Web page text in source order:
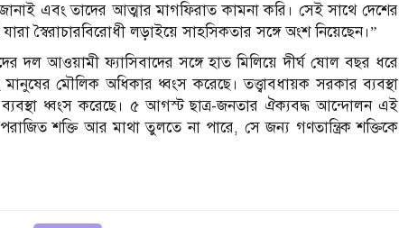
এবং তাদের আত্মার মাগফিরাত কামনা করি। সেই সাথে দেশের
স্বৈরাচারবিরোধী লড়াইয়ে সাহসিকতার সঙ্গে অংশ নিয়েছেন।”
দল আওয়ামী ফ্যাসিবাদের সঙ্গে হাত মিলিয়ে দীর্ঘ ষোল বছর ধরে
মৌলিক অধিকার ধ্বংস করেছে। তত্ত্বাবধায়ক সরকার ব্যবস্থা
ব্যবস্থা ধ্বংস করেছে। ৫ আগস্ট ছাত্র-জনতার ঐক্যবদ্ধ আন্দোলন এই
শক্তি আর মাথা তুলতে না পারে, সে জন্য গণতান্ত্রিক শক্তিকে